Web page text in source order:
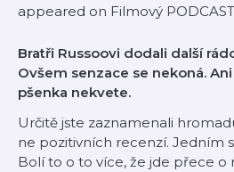
appeared on Filmový
Bratři Russoovi dodali další
Ovšem senzace se nekoná.
pšenka nekvete.
Určitě jste zaznamenali
ne pozitivních recenzí. Jedním
Bolí to o to více, že jde přece